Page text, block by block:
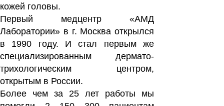
кожей головы.
Первый медцентр «АМД
Лаборатории» в г. Москва открылся
в 1990 году. И стал первым же
специализированным дермато-
трихологическим центром,
открытым в России.
Более чем за 25 лет работы мы